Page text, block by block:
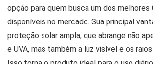
opção para quem busca um dos melhores
disponíveis no mercado. Sua principal
proteção solar ampla, que abrange não
e UVA, mas também a luz visível e os